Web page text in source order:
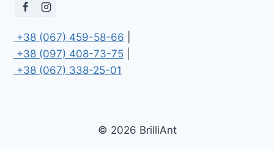
+38 (067) 459-58-66
+38 (097) 408-73-75
+38 (067) 338-25-01
© 2026 BrilliAnt